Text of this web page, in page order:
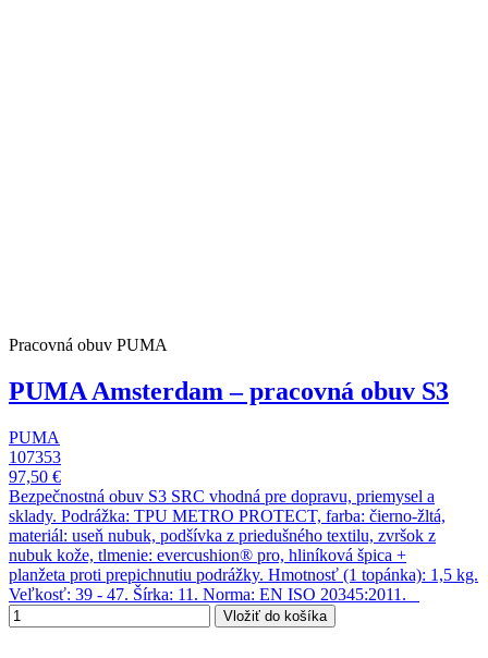
Pracovná obuv PUMA
PUMA Amsterdam – pracovná obuv S3
PUMA
107353
97,50 €
Bezpečnostná obuv S3 SRC vhodná pre dopravu, priemysel a
sklady. Podrážka: TPU METRO PROTECT, farba: čierno-žltá,
materiál: useň nubuk, podšívka z priedušného textilu, zvršok z
nubuk kože, tlmenie: evercushion® pro, hliníková špica +
planžeta proti prepichnutiu podrážky. Hmotnosť (1 topánka): 1,5 kg.
Veľkosť: 39 - 47. Šírka: 11. Norma: EN ISO 20345:2011.
Vložiť do košíka